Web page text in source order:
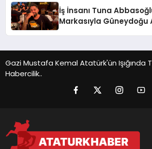
İş İnsanı Tuna
Markasıyla Güneydoğu
Gazi Mustafa Kemal Atatürk'ün Işığında
Habercilik..